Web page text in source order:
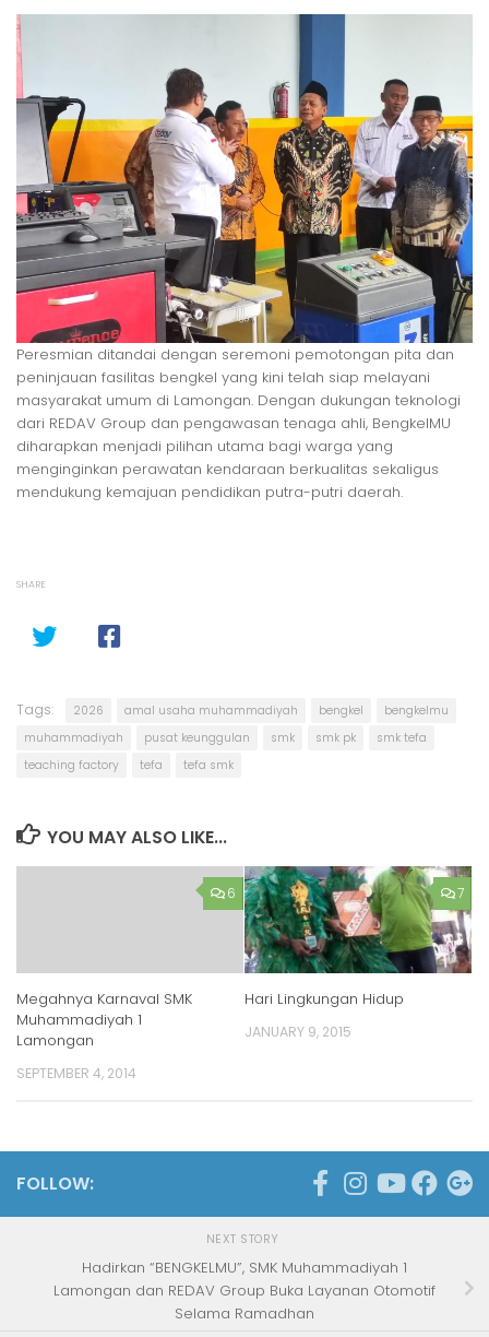
Peresmian ditandai dengan seremoni pemotongan pita dan
peninjauan fasilitas bengkel yang kini telah siap melayani
masyarakat umum di Lamongan. Dengan dukungan teknologi
dari REDAV Group dan pengawasan tenaga ahli, BengkelMU
diharapkan menjadi pilihan utama bagi warga yang
menginginkan perawatan kendaraan berkualitas sekaligus
mendukung kemajuan pendidikan putra-putri daerah.
SHARE
Tags: 2026 amal usaha muhammadiyah bengkel
bengkelmu
muhammadiyah
pusat keunggulan smk smk pk
smk tefa
teaching factory
tefa tefa smk
YOU MAY ALSO LIKE...
6
Megahnya Karnaval SMK
Muhammadiyah 1
Lamongan
SEPTEMBER 4, 2014
7
Hari Lingkungan Hidup
JANUARY 9, 2015
FOLLOW:
NEXT STORY
Hadirkan “BENGKELMU”, SMK Muhammadiyah 1
Lamongan dan REDAV Group Buka Layanan Otomotif
Selama Ramadhan